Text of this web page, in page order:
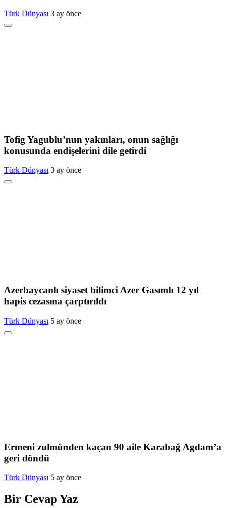
Türk Dünyası 3 ay önce
Tofig Yagublu’nun yakınları, onun sağlığı
konusunda endişelerini dile getirdi
Türk Dünyası 3 ay önce
Azerbaycanlı siyaset bilimci Azer Gasımlı 12 yıl
hapis cezasına çarptırıldı
Türk Dünyası 5 ay önce
Ermeni zulmünden kaçan 90 aile Karabağ Agdam’a
geri döndü
Türk Dünyası 5 ay önce
Bir Cevap Yaz